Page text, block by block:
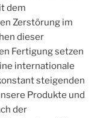
dem
Zerstörung im
dieser
Fertigung setzen
internationale
steigenden
Produkte und
der